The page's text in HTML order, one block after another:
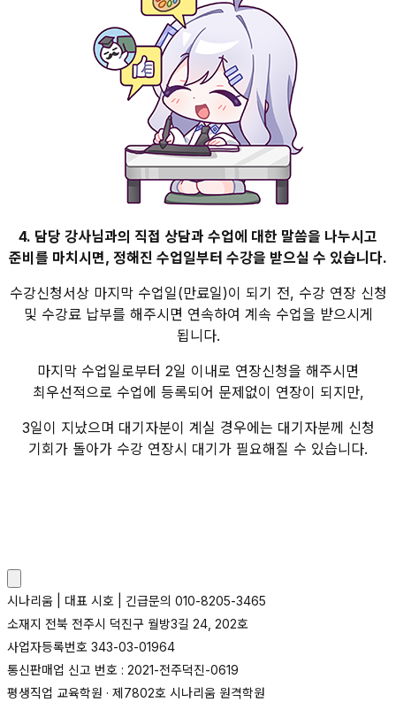
4. 담당 강사님과의 직접 상담과 수업에 대한 말씀을 나누시고
준비를 마치시면, 정해진 수업일부터 수강을 받으실 수 있습니다.
수강신청서상 마지막 수업일(만료일)이 되기 전, 수강 연장 신청
및 수강료 납부를 해주시면 연속하여 계속 수업을 받으시게
됩니다.
마지막 수업일로부터 2일 이내로 연장신청을 해주시면
최우선적으로 수업에 등록되어 문제없이 연장이 되지만,
3일이 지났으며 대기자분이 계실 경우에는 대기자분께 신청
기회가 돌아가 수강 연장시 대기가 필요해질 수 있습니다.
시나리움 | 대표 시호 | 긴급문의 010-8205-3465
소재지 전북 전주시 덕진구 월방3길 24, 202호
사업자등록번호 343-03-01964
통신판매업 신고 번호 : 2021-전주덕진-0619
평생직업 교육학원 · 제7802호 시나리움 원격학원